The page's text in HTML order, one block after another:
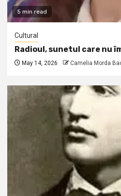
5 min read
Cultural
Radioul, sunetul care nu
May 14, 2026 Camelia Morda